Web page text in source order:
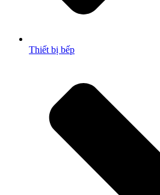
Thiết bị bếp